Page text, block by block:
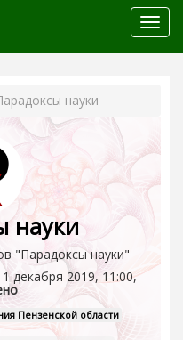
меню
науки
науки
"Парадоксы науки"
декабря 2019, 11:00,
Пензенской области